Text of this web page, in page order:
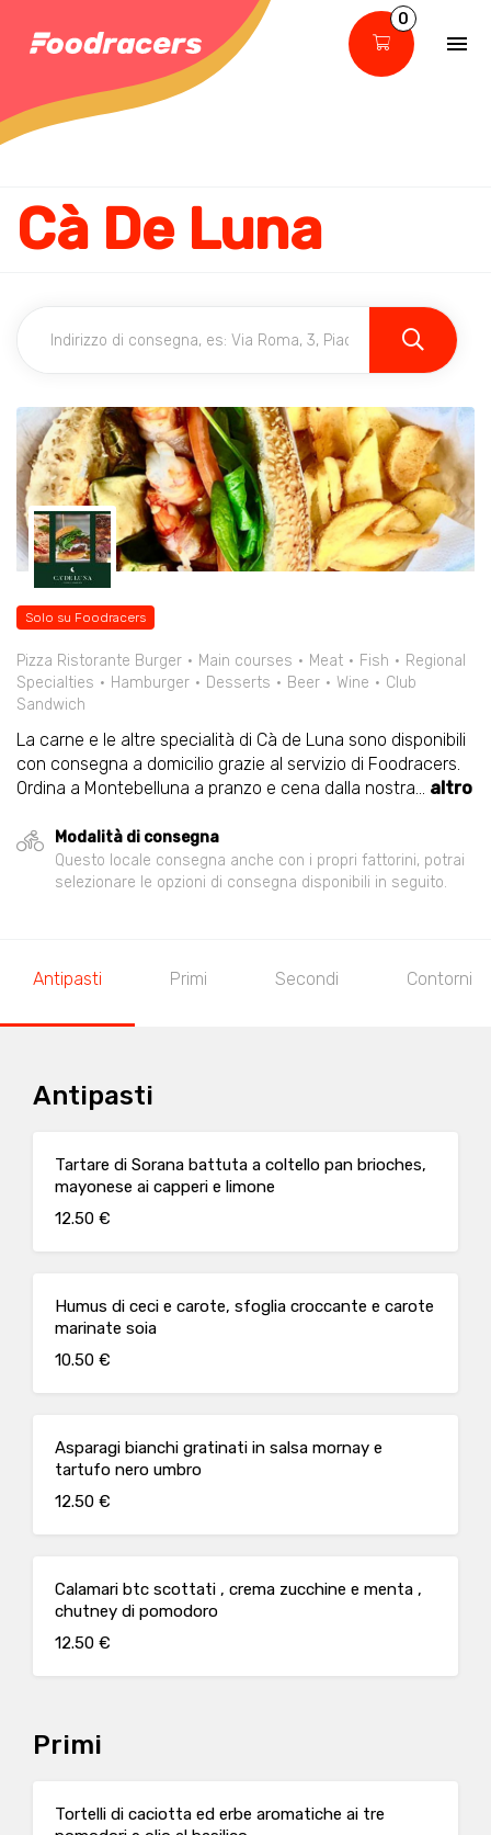
0
Cà De Luna
Solo su Foodracers
Pizza Ristorante Burger Main courses Meat Fish
Regional
Specialties
Hamburger Desserts Beer Wine
Club
Sandwich
La carne e le altre specialità di Cà de Luna sono disponibili
con consegna a domicilio grazie al servizio di Foodracers.
Ordina a Montebelluna a pranzo e cena dalla nostra... altro
Modalità di consegna
Questo locale consegna anche con i propri fattorini, potrai
selezionare le opzioni di consegna disponibili in seguito.
Antipasti Primi Secondi Contorni
Antipasti
Tartare di Sorana battuta a coltello pan brioches,
mayonese ai capperi e limone
12.50 €
Humus di ceci e carote, sfoglia croccante e carote
marinate soia
10.50 €
Asparagi bianchi gratinati in salsa mornay e
tartufo nero umbro
12.50 €
Calamari btc scottati , crema zucchine e menta ,
chutney di pomodoro
12.50 €
Primi
Tortelli di caciotta ed erbe aromatiche ai tre